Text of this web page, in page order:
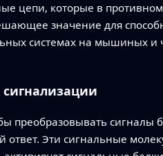
цепи, которые в
значение для
системах на мышиных и
преобразовывать
Эти сигнальные